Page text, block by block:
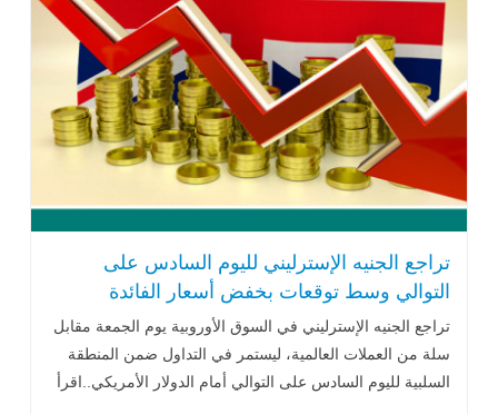
تراجع الجنيه الإسترليني لليوم السادس على
التوالي وسط توقعات بخفض أسعار الفائدة
البريطانية
تراجع الجنيه الإسترليني في السوق الأوروبية يوم الجمعة مقابل
سلة من العملات العالمية، ليستمر في التداول ضمن المنطقة
السلبية لليوم السادس على التوالي أمام الدولار الأمريكي..اقرأ